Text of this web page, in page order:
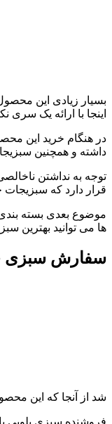
بسیار زیادی این
اینجا با ارائه یک سری
در هنگام خرید این
داشته و همچنین
توجه به نداشتن
قرار دارد که
موضوع بعدی بسته
ها می توانید بهترین
سفارش سبزی
شد از آنجا که این